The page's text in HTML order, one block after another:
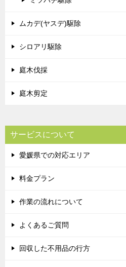
ムカデ(ヤスデ)駆除
シロアリ駆除
庭木伐採
庭木剪定
サービスについて
愛媛県での対応エリア
料金プラン
作業の流れについて
よくあるご質問
回収した不用品の行方